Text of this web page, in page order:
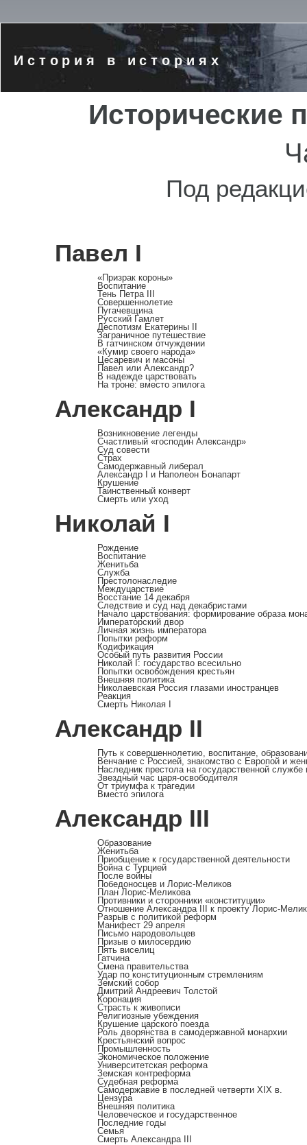
История в историях
Исторические
Под
Павел I
«Призрак короны»
Воспитание
Тень Петра III
Совершеннолетие
Пугачевщина
Русский Гамлет
Деспотизм Екатерины II
Заграничное путешествие
В гатчинском отчуждении
«Кумир своего народа»
Цесаревич и масоны
Павел или Александр?
В надежде царствовать
На троне: вместо эпилога
Александр I
Возникновение легенды
Счастливый «господин Александр»
Суд совести
Страх
Самодержавный либерал
Александр I и Наполеон Бонапарт
Крушение
Таинственный конверт
Смерть или уход
Николай I
Рождение
Воспитание
Женитьба
Служба
Престолонаследие
Междуцарствие
Восстание 14 декабря
Следствие и суд над декабристами
Начало царствования: формирование образа
Императорский двор
Личная жизнь императора
Попытки реформ
Кодификация
Особый путь развития России
Николай I: государство всесильно
Попытки освобождения крестьян
Внешняя политика
Николаевская Россия глазами иностранцев
Реакция
Смерть Николая I
Александр II
Путь к совершеннолетию, воспитание,
Венчание с Россией, знакомство с Европой и
Наследник престола на государственной службе
Звездный час царя-освободителя
От триумфа к трагедии
Вместо эпилога
Александр III
Образование
Женитьба
Приобщение к государственной деятельности
Война с Турцией
После войны
Победоносцев и Лорис-Меликов
План Лорис-Меликова
Противники и сторонники «конституции»
Отношение Александра III к проекту Лорис-
Разрыв с политикой реформ
Манифест 29 апреля
Письмо народовольцев
Призыв о милосердию
Пять виселиц
Гатчина
Смена правительства
Удар по конституционным стремлениям
Земский собор
Дмитрий Андреевич Толстой
Коронация
Страсть к живописи
Религиозные убеждения
Крушение царского поезда
Роль дворянства в самодержавной монархии
Крестьянский вопрос
Промышленность
Экономическое положение
Университетская реформа
Земская контреформа
Судебная реформа
Самодержавие в последней четверти XIX в.
Цензура
Внешняя политика
Человеческое и государственное
Последние годы
Семья
Смерть Александра III